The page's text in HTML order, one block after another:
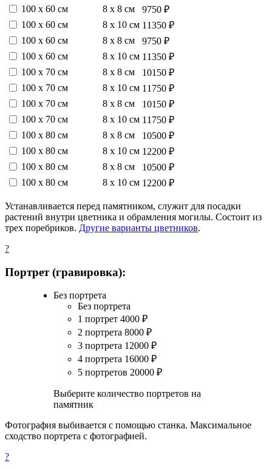
100 х 60 см
8 х 8 см
9750 ₽
100 х 60 см
8 х 10 см 11350 ₽
100 х 60 см
8 х 8 см
9750 ₽
100 х 60 см
8 х 10 см 11350 ₽
100 х 70 см
8 х 8 см
10150 ₽
100 х 70 см
8 х 10 см 11750 ₽
100 х 70 см
8 х 8 см
10150 ₽
100 х 70 см
8 х 10 см 11750 ₽
100 х 80 см
8 х 8 см
10500 ₽
100 х 80 см
8 х 10 см 12200 ₽
100 х 80 см
8 х 8 см
10500 ₽
100 х 80 см
8 х 10 см 12200 ₽
Устанавливается перед памятником, служит для посадки
растений внутри цветника и обрамления могилы. Состоит из
трех поребриков. Другие варианты цветников.
?
Портрет (гравировка):
Без портрета
Без портрета
1 портрет 4000 ₽
2 портрета 8000 ₽
3 портрета 12000 ₽
4 портрета 16000 ₽
5 портретов 20000 ₽
Выберите количество портретов на
памятник
Фотография выбивается с помощью станка. Максимальное
сходство портрета с фотографией.
?